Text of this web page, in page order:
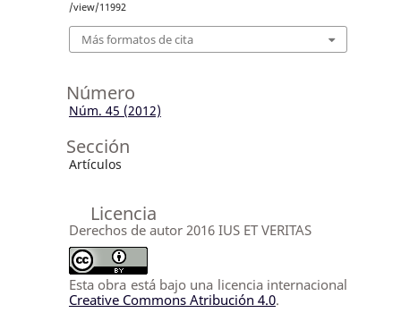
/view/11992
Más formatos de cita
Número
Núm. 45 (2012)
Sección
Artículos
Licencia
Derechos de autor 2016 IUS ET VERITAS
Esta obra está bajo una licencia internacional
Creative Commons Atribución 4.0.